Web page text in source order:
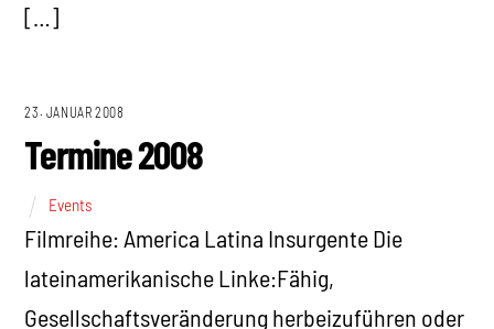
[…]
23. JANUAR 2008
Termine 2008
Events
Filmreihe: America Latina Insurgente Die
lateinamerikanische Linke:Fähig,
Gesellschaftsveränderung herbeizuführen oder